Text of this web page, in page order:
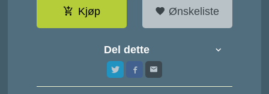
Kjøp Ønskeliste
Del dette